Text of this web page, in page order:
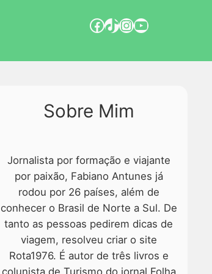
Sobre Mim
Jornalista por formação e viajante
por paixão, Fabiano Antunes já
rodou por 26 países, além de
conhecer o Brasil de Norte a Sul. De
tanto as pessoas pedirem dicas de
viagem, resolveu criar o site
Rota1976. É autor de três livros e
colunista de Turismo do jornal Folha